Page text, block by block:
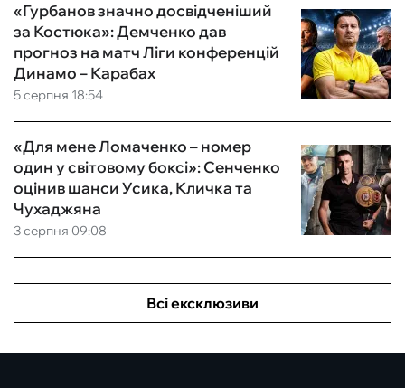
5 серпня 18:54
«Гурбанов значно досвідченіший
за Костюка»: Демченко дав
прогноз на матч Ліги конференцій
Динамо – Карабах
3 серпня 09:08
«Для мене Ломаченко – номер
один у світовому боксі»: Сенченко
оцінив шанси Усика, Кличка та
Чухаджяна
Всі ексклюзиви